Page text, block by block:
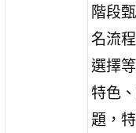
階段
名流
選擇
特色
題，